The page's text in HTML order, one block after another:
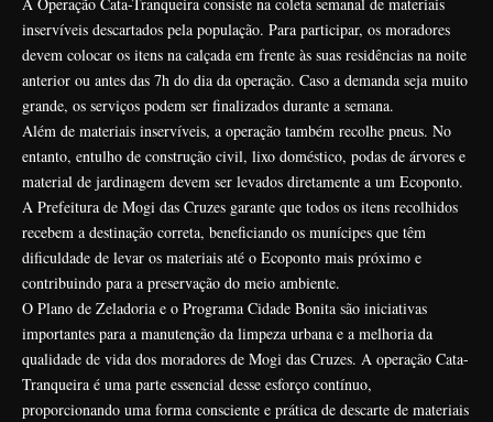
inservíveis descartados pela população. Para participar, os moradores
devem colocar os itens na calçada em frente às suas residências na noite
anterior ou antes das 7h do dia da operação. Caso a demanda seja muito
grande, os serviços podem ser finalizados durante a semana.
Além de materiais inservíveis, a operação também recolhe pneus. No
entanto, entulho de construção civil, lixo doméstico, podas de árvores e
material de jardinagem devem ser levados diretamente a um Ecoponto.
A Prefeitura de Mogi das Cruzes garante que todos os itens recolhidos
recebem a destinação correta, beneficiando os munícipes que têm
dificuldade de levar os materiais até o Ecoponto mais próximo e
contribuindo para a preservação do meio ambiente.
O Plano de Zeladoria e o Programa Cidade Bonita são iniciativas
importantes para a manutenção da limpeza urbana e a melhoria da
qualidade de vida dos moradores de Mogi das Cruzes. A operação Cata-
Tranqueira é uma parte essencial desse esforço contínuo,
proporcionando uma forma consciente e prática de descarte de materiais